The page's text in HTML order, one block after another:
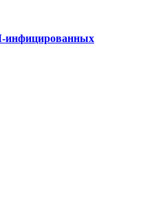
инфицированных